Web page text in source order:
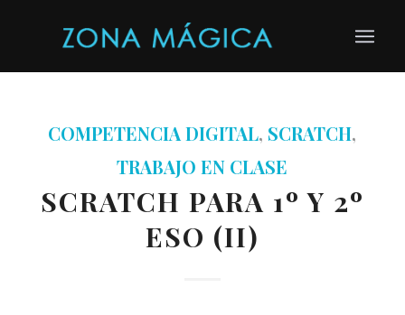
COMPETENCIA DIGITAL, SCRATCH,
TRABAJO EN CLASE
SCRATCH PARA 1º Y 2º
ESO (II)